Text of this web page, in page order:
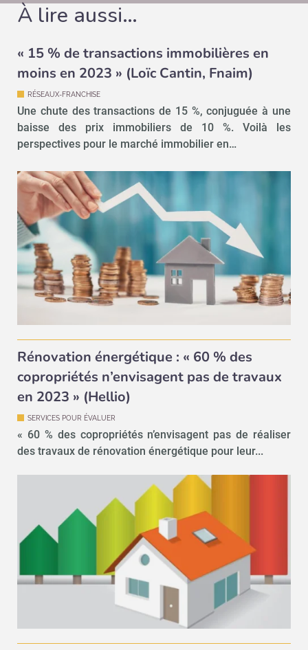
À lire aussi…
« 15 % de transactions immobilières en
moins en 2023 » (Loïc Cantin, Fnaim)
RÉSEAUX-FRANCHISE
Une chute des transactions de 15 %, conjuguée à une
baisse des prix immobiliers de 10 %. Voilà les
perspectives pour le marché immobilier en…
Rénovation énergétique : « 60 % des
copropriétés n’envisagent pas de travaux
en 2023 » (Hellio)
SERVICES POUR ÉVALUER
« 60 % des copropriétés n’envisagent pas de réaliser
des travaux de rénovation énergétique pour leur...